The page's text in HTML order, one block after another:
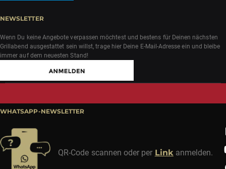
NEWSLETTER
Wenn Du keine Angebote verpassen möchtest und bestens für Deinen nächsten
Grillabend ausgestattet sein willst, trage hier Deine E-Mail-Adresse ein und bleibe
immer auf dem neuesten Stand!
WHATSAPP-NEWSLETTER
QR-Code scannen oder per Link anmelden.